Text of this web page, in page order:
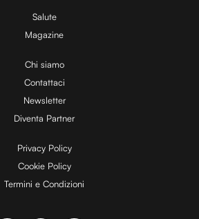
i
d
e
o
Salute
Magazine
Chi siamo
Contattaci
Newsletter
Diventa Partner
Privacy Policy
Cookie Policy
Termini e Condizioni